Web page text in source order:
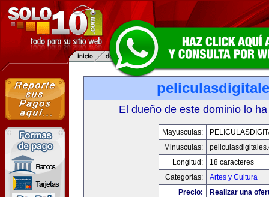
El dueño de este dominio lo
Mayusculas:
Minusculas:
Longitud:
18 caracteres
Categorias:
Artes y Cultura
Precio:
Realizar una